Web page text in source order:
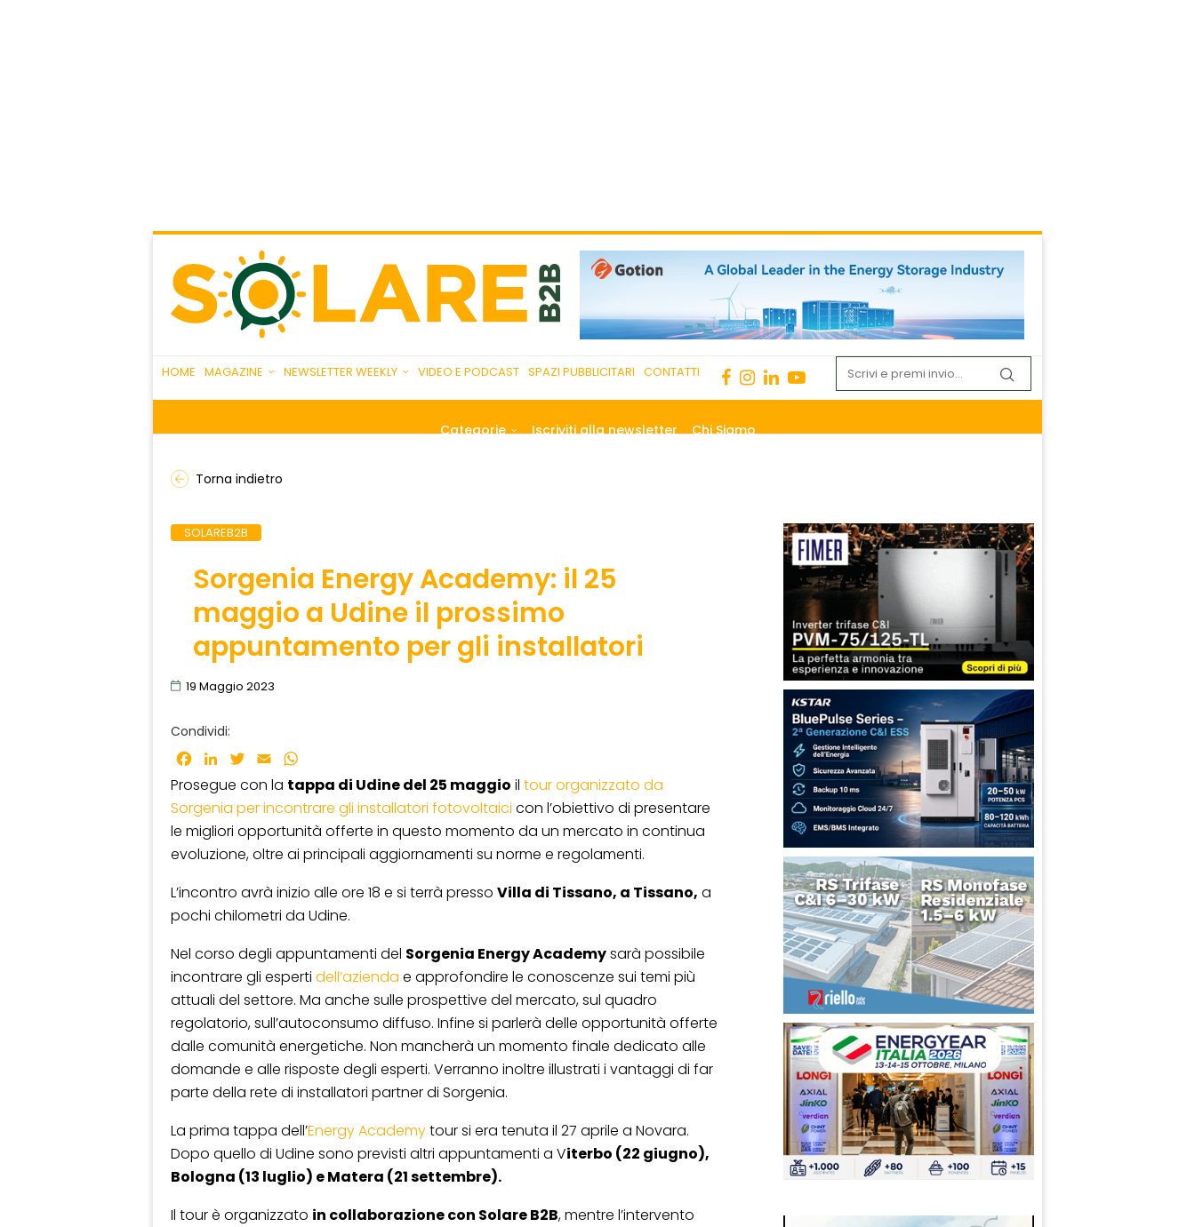
HOME MAGAZINE NEWSLETTER WEEKLY VIDEO E PODCAST SPAZI PUBBLICITARI CONTATTI
Categorie Iscriviti alla newsletter Chi Siamo
Torna indietro
SOLAREB2B
Sorgenia Energy Academy: il 25
maggio a Udine il prossimo
appuntamento per gli installatori
19 Maggio 2023
Condividi:
Facebook
LinkedInTwitter
Email
Prosegue con la tappa di Udine del 25 maggio il tour organizzato da
Sorgenia per incontrare gli installatori fotovoltaici con l’obiettivo di presentare
le migliori opportunità offerte in questo momento da un mercato in continua
evoluzione, oltre ai principali aggiornamenti su norme e regolamenti.
L’incontro avrà inizio alle ore 18 e si terrà presso Villa di Tissano, a Tissano, a
pochi chilometri da Udine.
Nel corso degli appuntamenti del Sorgenia Energy Academysarà possibile
incontrare gli esperti dell’azienda e approfondire le conoscenze sui temi più
attuali del settore. Ma anche sulle prospettive del mercato, sul quadro
regolatorio, sull’autoconsumo diffuso. Infine si parlerà delle opportunità offerte
dalle comunità energetiche. Non mancherà un momento finale dedicato alle
domande e alle risposte degli esperti. Verranno inoltre illustrati i vantaggi di far
parte della rete di installatori partner di Sorgenia.
La prima tappa dell’Energy Academytour si era tenuta il 27 aprile a Novara.
Dopo quello di Udine sono previsti altri appuntamenti a Viterbo (22 giugno),
Bologna (13 luglio) e Matera (21 settembre).
Il tour è organizzato in collaborazione con Solare B2B, mentre l’intervento